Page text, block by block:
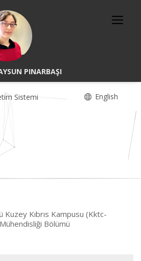
PINARBAŞI
Sistemi English
Kuzey Kıbrıs Kampusu (Kktc-
Bölümü